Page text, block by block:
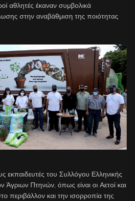
αθλητές έκαναν συμβολικά
στην αναβάθμιση της ποιότητας
εκπαιδευτές του Συλλόγου Ελληνικής
Άγριων Πτηνών, όπως είναι οι Αετοί και
περιβάλλον και την ισορροπία της